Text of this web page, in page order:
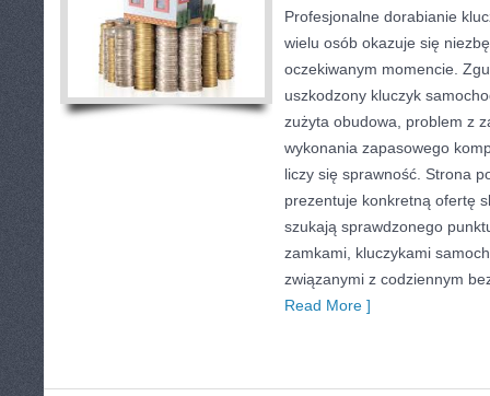
Profesjonalne dorabianie
wielu osób okazuje się
oczekiwanym momencie.
uszkodzony kluczyk
zużyta obudowa, problem z
wykonania zapasowego
liczy się sprawność. Strona
prezentuje konkretną ofertę
szukają sprawdzonego
zamkami, kluczykami
związanymi z codziennym
Read More ]